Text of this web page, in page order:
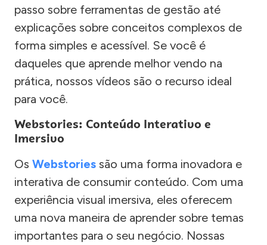
passo sobre ferramentas de gestão até
explicações sobre conceitos complexos de
forma simples e acessível. Se você é
daqueles que aprende melhor vendo na
prática, nossos vídeos são o recurso ideal
para você.
Webstories: Conteúdo Interativo e
Imersivo
Os Webstories são uma forma inovadora e
interativa de consumir conteúdo. Com uma
experiência visual imersiva, eles oferecem
uma nova maneira de aprender sobre temas
importantes para o seu negócio. Nossas